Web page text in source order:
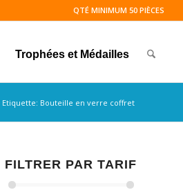
QTÉ MINIMUM 50 PIÈCES
Trophées et Médailles
Etiquette: Bouteille en verre coffret
FILTRER PAR TARIF